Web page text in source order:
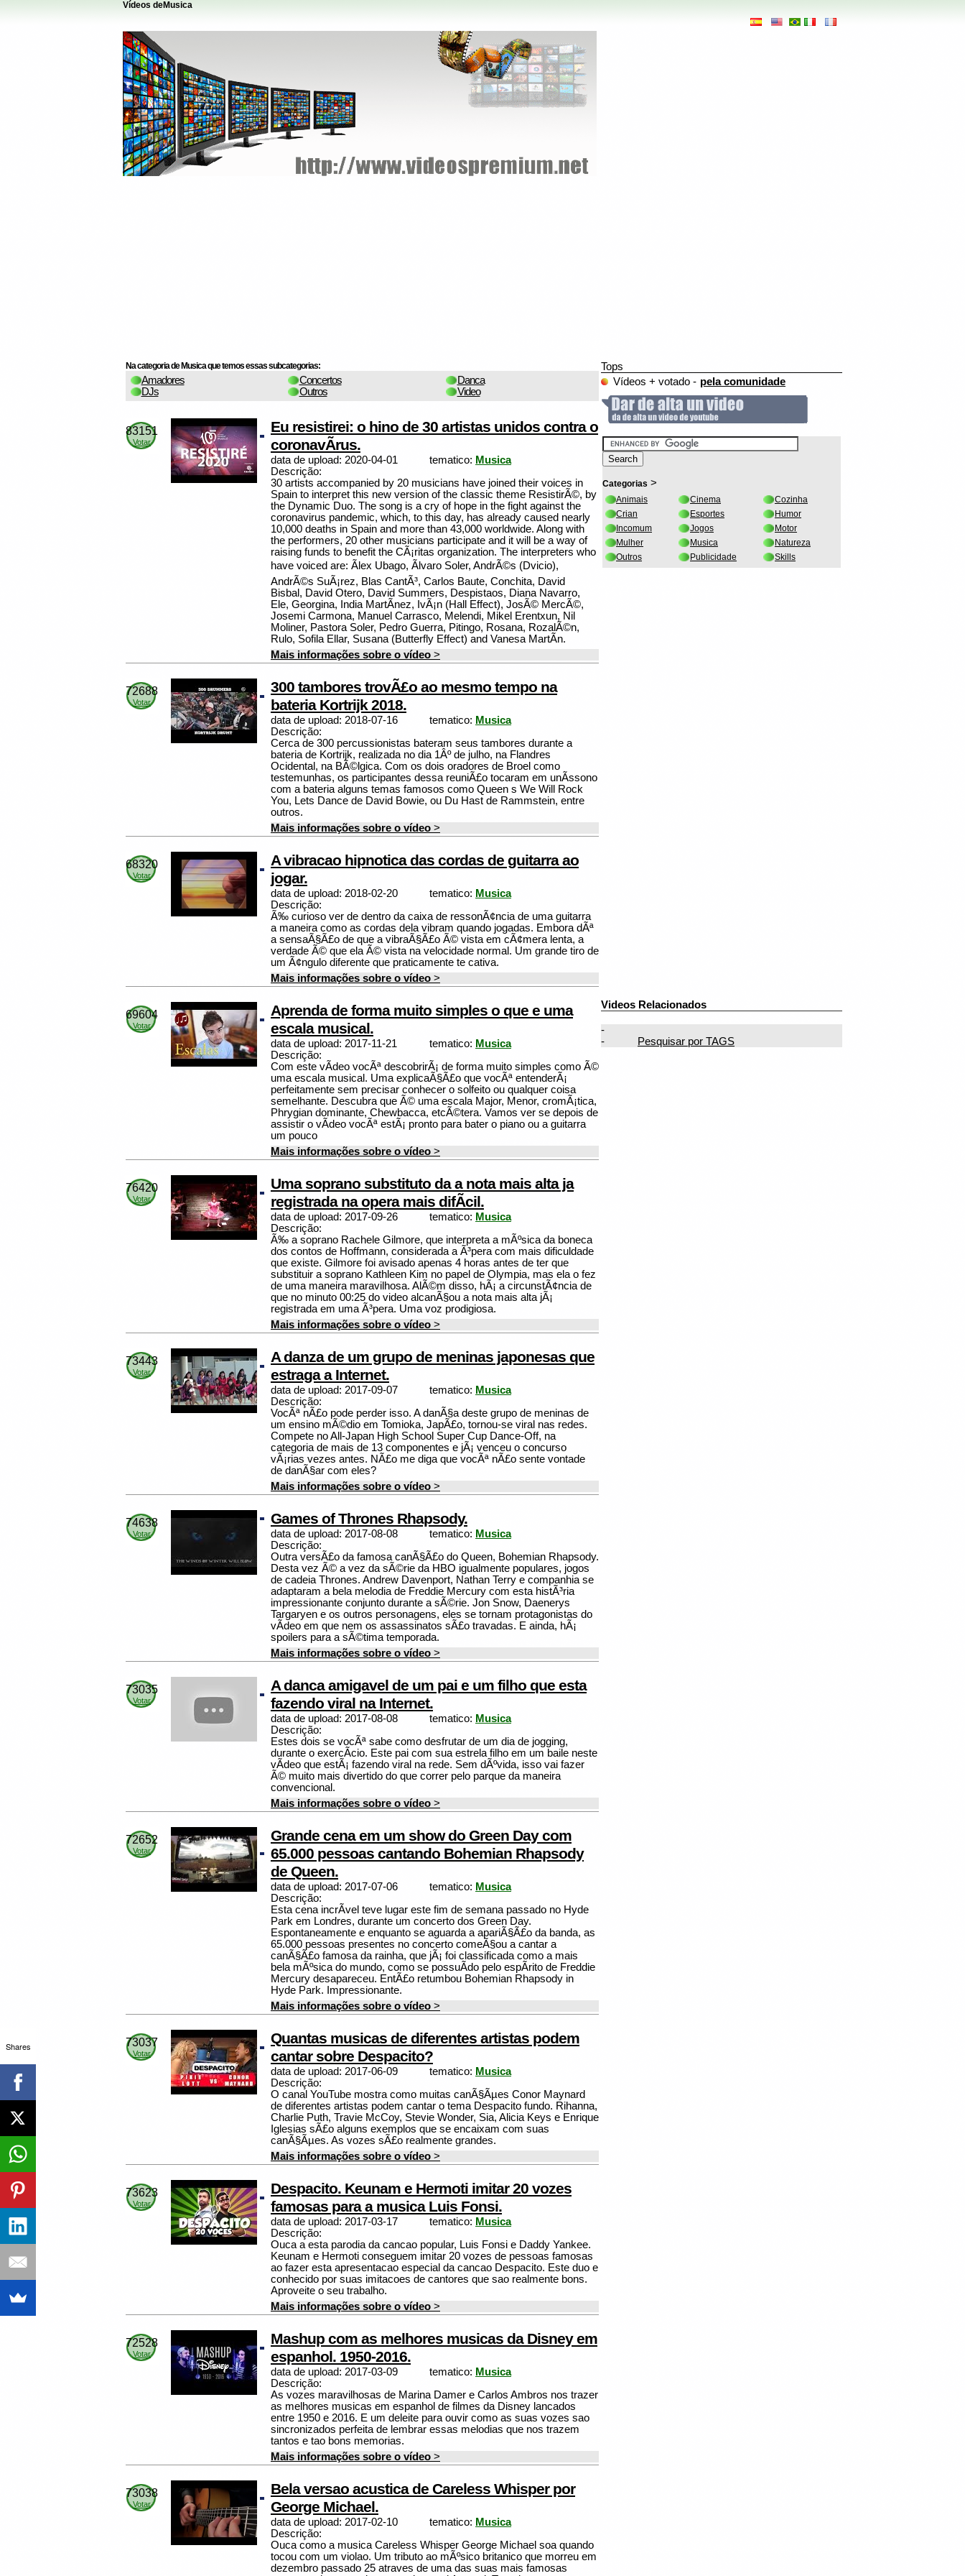
Vídeos deMusica
Na categoria de Musica que temos essas subcategorias:
Amadores Concertos
Danca
DJs
Outros Video
83151
Votar
Eu resistirei: o hino de 30 artistas unidos contra o
coronavÃ­rus.
data de upload: 2020-04-01 tematico: Musica
Descrição:
30 artists accompanied by 20 musicians have joined their voices in
Spain to interpret this new version of the classic theme ResistirÃ©, by
the Dynamic Duo. The song is a cry of hope in the fight against the
coronavirus pandemic, which, to this day, has already caused nearly
10,000 deaths in Spain and more than 43,000 worldwide. Along with
the performers, 20 other musicians participate and it will be a way of
raising funds to benefit the CÃ¡ritas organization. The interpreters who
have voiced are: Ãlex Ubago, Ãlvaro Soler, AndrÃ©s (Dvicio),
AndrÃ©s SuÃ¡rez, Blas CantÃ³, Carlos Baute, Conchita, David
Bisbal, David Otero, David Summers, Despistaos, Diana Navarro,
Ele, Georgina, India MartÃ­nez, IvÃ¡n (Hall Effect), JosÃ© MercÃ©,
Josemi Carmona, Manuel Carrasco, Melendi, Mikel Erentxun, Nil
Moliner, Pastora Soler, Pedro Guerra, Pitingo, Rosana, RozalÃ©n,
Rulo, Sofila Ellar, Susana (Butterfly Effect) and Vanesa MartÃ­n.
Mais informações sobre o vídeo >
72688
Votar
300 tambores trovÃ£o ao mesmo tempo na
bateria Kortrijk 2018.
data de upload: 2018-07-16 tematico: Musica
Descrição:
Cerca de 300 percussionistas bateram seus tambores durante a
bateria de Kortrijk, realizada no dia 1Âº de julho, na Flandres
Ocidental, na BÃ©lgica. Com os dois oradores de Broel como
testemunhas, os participantes dessa reuniÃ£o tocaram em unÃ­ssono
com a bateria alguns temas famosos como Queen s We Will Rock
You, Lets Dance de David Bowie, ou Du Hast de Rammstein, entre
outros.
Mais informações sobre o vídeo >
68320
Votar
A vibracao hipnotica das cordas de guitarra ao
jogar.
data de upload: 2018-02-20 tematico: Musica
Descrição:
Ã‰ curioso ver de dentro da caixa de ressonÃ¢ncia de uma guitarra
a maneira como as cordas dela vibram quando jogadas. Embora dÃª
a sensaÃ§Ã£o de que a vibraÃ§Ã£o Ã© vista em cÃ¢mera lenta, a
verdade Ã© que ela Ã© vista na velocidade normal. Um grande tiro de
um Ã¢ngulo diferente que praticamente te cativa.
Mais informações sobre o vídeo >
69604
Votar
Aprenda de forma muito simples o que e uma
escala musical.
data de upload: 2017-11-21 tematico: Musica
Descrição:
Com este vÃ­deo vocÃª descobrirÃ¡ de forma muito simples como Ã©
uma escala musical. Uma explicaÃ§Ã£o que vocÃª entenderÃ¡
perfeitamente sem precisar conhecer o solfeito ou qualquer coisa
semelhante. Descubra que Ã© uma escala Major, Menor, cromÃ¡tica,
Phrygian dominante, Chewbacca, etcÃ©tera. Vamos ver se depois de
assistir o vÃ­deo vocÃª estÃ¡ pronto para bater o piano ou a guitarra
um pouco
Mais informações sobre o vídeo >
76420
Votar
Uma soprano substituto da a nota mais alta ja
registrada na opera mais difÃ­cil.
data de upload: 2017-09-26 tematico: Musica
Descrição:
Ã‰ a soprano Rachele Gilmore, que interpreta a mÃºsica da boneca
dos contos de Hoffmann, considerada a Ã³pera com mais dificuldade
que existe. Gilmore foi avisado apenas 4 horas antes de ter que
substituir a soprano Kathleen Kim no papel de Olympia, mas ela o fez
de uma maneira maravilhosa. AlÃ©m disso, hÃ¡ a circunstÃ¢ncia de
que no minuto 00:25 do video alcanÃ§ou a nota mais alta jÃ¡
registrada em uma Ã³pera. Uma voz prodigiosa.
Mais informações sobre o vídeo >
73443
Votar
A danza de um grupo de meninas japonesas que
estraga a Internet.
data de upload: 2017-09-07 tematico: Musica
Descrição:
VocÃª nÃ£o pode perder isso. A danÃ§a deste grupo de meninas de
um ensino mÃ©dio em Tomioka, JapÃ£o, tornou-se viral nas redes.
Compete no All-Japan High School Super Cup Dance-Off, na
categoria de mais de 13 componentes e jÃ¡ venceu o concurso
vÃ¡rias vezes antes. NÃ£o me diga que vocÃª nÃ£o sente vontade
de danÃ§ar com eles?
Mais informações sobre o vídeo >
74638
Votar
Games of Thrones Rhapsody.
data de upload: 2017-08-08 tematico: Musica
Descrição:
Outra versÃ£o da famosa canÃ§Ã£o do Queen, Bohemian Rhapsody.
Desta vez Ã© a vez da sÃ©rie da HBO igualmente populares, jogos
de cadeia Thrones. Andrew Davenport, Nathan Terry e companhia se
adaptaram a bela melodia de Freddie Mercury com esta histÃ³ria
impressionante conjunto durante a sÃ©rie. Jon Snow, Daenerys
Targaryen e os outros personagens, eles se tornam protagonistas do
vÃ­deo em que nem os assassinatos sÃ£o travadas. E ainda, hÃ¡
spoilers para a sÃ©tima temporada.
Mais informações sobre o vídeo >
73035
Votar
A danca amigavel de um pai e um filho que esta
fazendo viral na Internet.
data de upload: 2017-08-08 tematico: Musica
Descrição:
Estes dois se vocÃª sabe como desfrutar de um dia de jogging,
durante o exercÃ­cio. Este pai com sua estrela filho em um baile neste
vÃ­deo que estÃ¡ fazendo viral na rede. Sem dÃºvida, isso vai fazer
Ã© muito mais divertido do que correr pelo parque da maneira
convencional.
Mais informações sobre o vídeo >
72652
Votar
Grande cena em um show do Green Day com
65.000 pessoas cantando Bohemian Rhapsody
de Queen.
data de upload: 2017-07-06 tematico: Musica
Descrição:
Esta cena incrÃ­vel teve lugar este fim de semana passado no Hyde
Park em Londres, durante um concerto dos Green Day.
Espontaneamente e enquanto se aguarda a apariÃ§Ã£o da banda, as
65.000 pessoas presentes no concerto comeÃ§ou a cantar a
canÃ§Ã£o famosa da rainha, que jÃ¡ foi classificada como a mais
bela mÃºsica do mundo, como se possuÃ­do pelo espÃ­rito de Freddie
Mercury desapareceu. EntÃ£o retumbou Bohemian Rhapsody in
Hyde Park. Impressionante.
Mais informações sobre o vídeo >
73037
Votar
Quantas musicas de diferentes artistas podem
cantar sobre Despacito?
data de upload: 2017-06-09 tematico: Musica
Descrição:
O canal YouTube mostra como muitas canÃ§Ãµes Conor Maynard
de diferentes artistas podem cantar o tema Despacito fundo. Rihanna,
Charlie Puth, Travie McCoy, Stevie Wonder, Sia, Alicia Keys e Enrique
Iglesias sÃ£o alguns exemplos que se encaixam com suas
canÃ§Ãµes. As vozes sÃ£o realmente grandes.
Mais informações sobre o vídeo >
73623
Votar
Despacito. Keunam e Hermoti imitar 20 vozes
famosas para a musica Luis Fonsi.
data de upload: 2017-03-17 tematico: Musica
Descrição:
Ouca a esta parodia da cancao popular, Luis Fonsi e Daddy Yankee.
Keunam e Hermoti conseguem imitar 20 vozes de pessoas famosas
ao fazer esta apresentacao especial da cancao Despacito. Este duo e
conhecido por suas imitacoes de cantores que sao realmente bons.
Aproveite o seu trabalho.
Mais informações sobre o vídeo >
72528
Votar
Mashup com as melhores musicas da Disney em
espanhol. 1950-2016.
data de upload: 2017-03-09 tematico: Musica
Descrição:
As vozes maravilhosas de Marina Damer e Carlos Ambros nos trazer
as melhores musicas em espanhol de filmes da Disney lancados
entre 1950 e 2016. E um deleite para ouvir como as suas vozes sao
sincronizados perfeita de lembrar essas melodias que nos trazem
tantos e tao bons memorias.
Mais informações sobre o vídeo >
73038
Votar
Bela versao acustica de Careless Whisper por
George Michael.
data de upload: 2017-02-10 tematico: Musica
Descrição:
Ouca como a musica Careless Whisper George Michael soa quando
tocou com um violao. Um tributo ao mÃºsico britanico que morreu em
dezembro passado 25 atraves de uma das suas mais famosas
Tops
Vídeos + votado - pela comunidade
Categorias >
Animais Cinema
Cozinha
Crian
Esportes
Humor
Incomum
Jogos
Motor
Mulher
Musica
Natureza
Outros
Publicidade Skills
Videos Relacionados
-
-
Pesquisar por TAGS
Shares